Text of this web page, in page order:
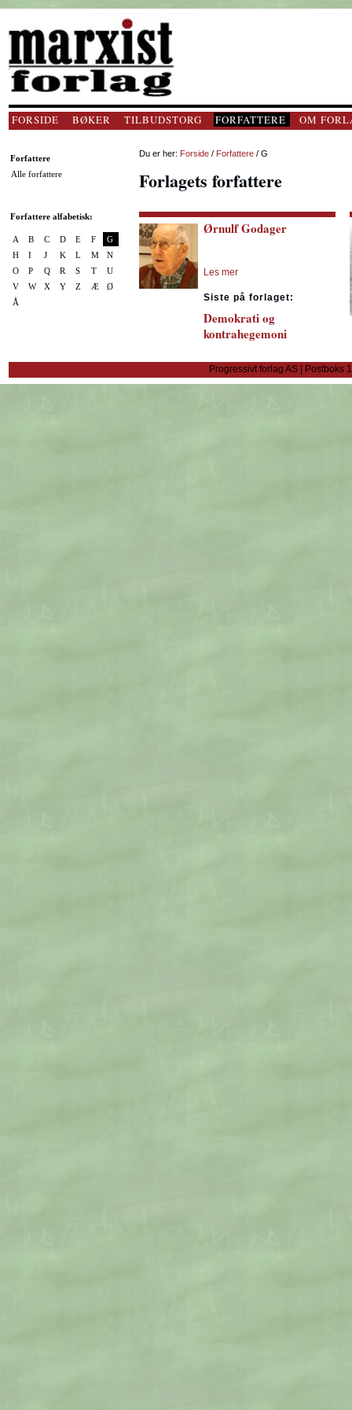
FORSIDE BØKER TILBUDSTORG FORFATTERE OM
Forfattere
Alle forfattere
Forfattere alfabetisk:
A B C D E F
G
H
I J K L M
N
O
P Q R S T
U
V
W X Y Z Æ
Ø
Å
Du er her: Forside / Forfattere / G
Forlagets forfattere
Ørnulf Godager
Les mer
Siste på forlaget:
Demokrati og
kontrahegemoni
Progressivt forlag AS | Postboks